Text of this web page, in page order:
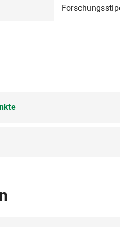
Meistergesang
bes. der Leib-Seele
Formen der Introspektion und